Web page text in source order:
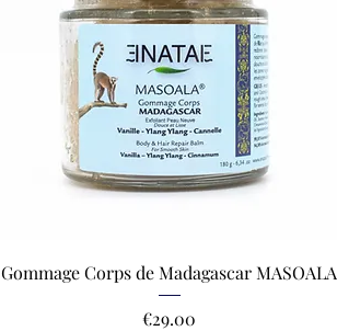
Gommage Corps de Madagascar MASOALA
Price
€29.00